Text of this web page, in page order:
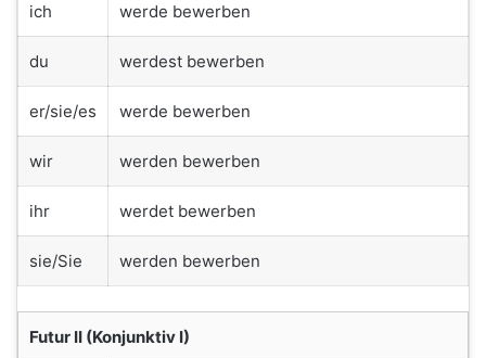
ich werde bewerben
du werdest bewerben
er/sie/es werde bewerben
wir werden bewerben
ihr werdet bewerben
sie/Sie werden bewerben
Futur II (Konjunktiv I)